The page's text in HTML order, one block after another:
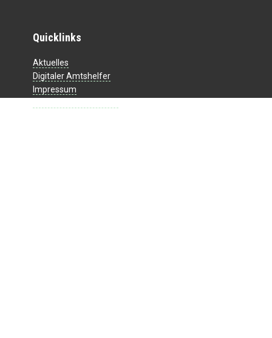
Quicklinks
Aktuelles
Digitaler Amtshelfer
Impressum